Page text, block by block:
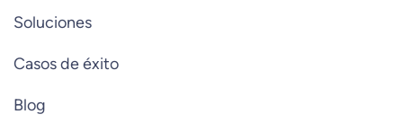
Soluciones
Casos de éxito
Blog